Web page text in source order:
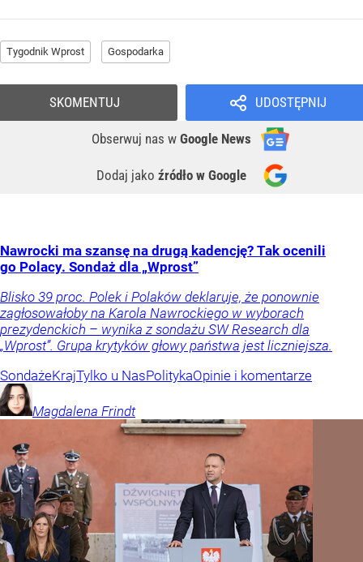
Tygodnik Wprost Gospodarka
UDOSTĘPNIJ
Obserwuj nas w Google News
Dodaj jako źródło w Google
SKOMENTUJ
Nawrocki ma szansę na drugą kadencję? Tak ocenili
go Polacy. Sondaż dla „Wprost”
Blisko 39 proc. Polek i Polaków deklaruje, że ponownie
zagłosowałoby na Karola Nawrockiego w wyborach
prezydenckich – wynika z sondażu SW Research dla
„Wprost”. Grupa krytyków głowy państwa jest liczniejsza.
SondażeKrajTylko u NasPolitykaOpinie i komentarze
Magdalena Frindt